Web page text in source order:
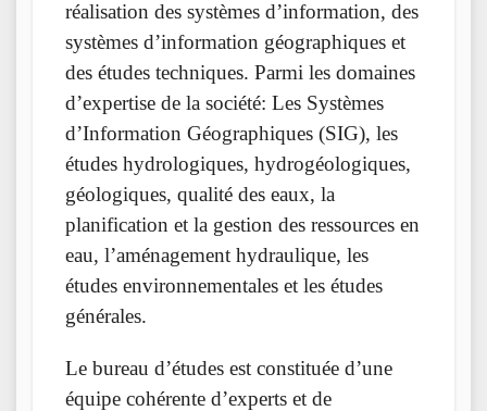
réalisation des systèmes d’information, des
systèmes d’information géographiques et
des études techniques. Parmi les domaines
d’expertise de la société: Les Systèmes
d’Information Géographiques (SIG), les
études hydrologiques, hydrogéologiques,
géologiques, qualité des eaux, la
planification et la gestion des ressources en
eau, l’aménagement hydraulique, les
études environnementales et les études
générales.
Le bureau d’études est constituée d’une
équipe cohérente d’experts et de